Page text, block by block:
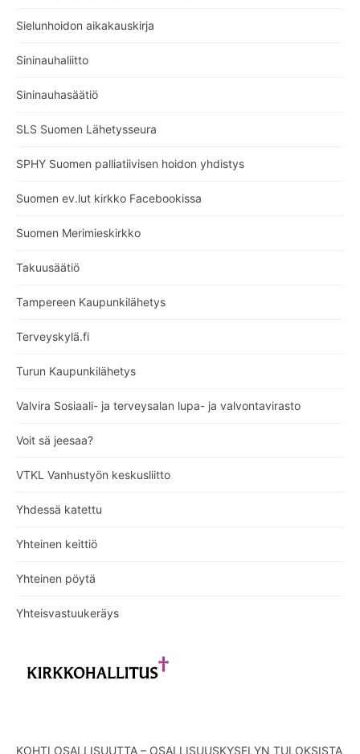
Sielunhoidon aikakauskirja
Sininauhaliitto
Sininauhasäätiö
SLS Suomen Lähetysseura
SPHY Suomen palliatiivisen hoidon yhdistys
Suomen ev.lut kirkko Facebookissa
Suomen Merimieskirkko
Takuusäätiö
Tampereen Kaupunkilähetys
Terveyskylä.fi
Turun Kaupunkilähetys
Valvira Sosiaali- ja terveysalan lupa- ja valvontavirasto
Voit sä jeesaa?
VTKL Vanhustyön keskusliitto
Yhdessä katettu
Yhteinen keittiö
Yhteinen pöytä
Yhteisvastuukeräys
KOHTI OSALLISUUTTA – OSALLISUUSKYSELYN TULOKSISTA